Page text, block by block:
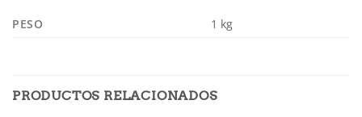
PESO 1 kg
PRODUCTOS RELACIONADOS